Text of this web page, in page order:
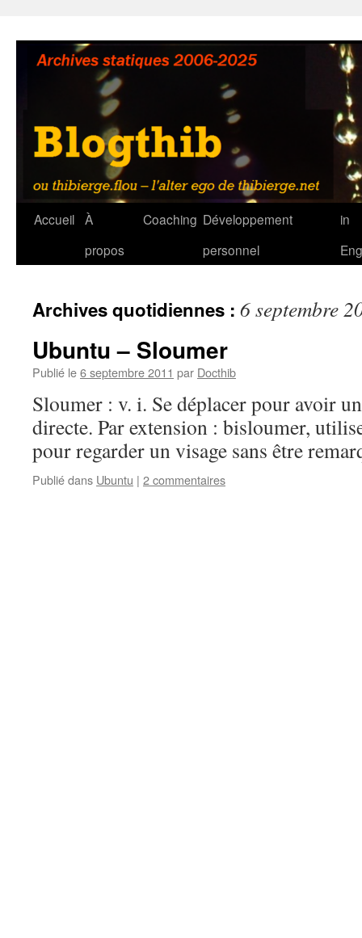
contenu
Accueil À
propos
Coaching Développement
personnel
in
Archives quotidiennes : 6 septembre
Ubuntu – Sloumer
Publié le6 septembre 2011 par Docthib
Sloumer : v. i. Se déplacer pour avoir
directe. Par extension : bisloumer,
pour regarder un visage sans être
Publié dans Ubuntu | 2 commentaires